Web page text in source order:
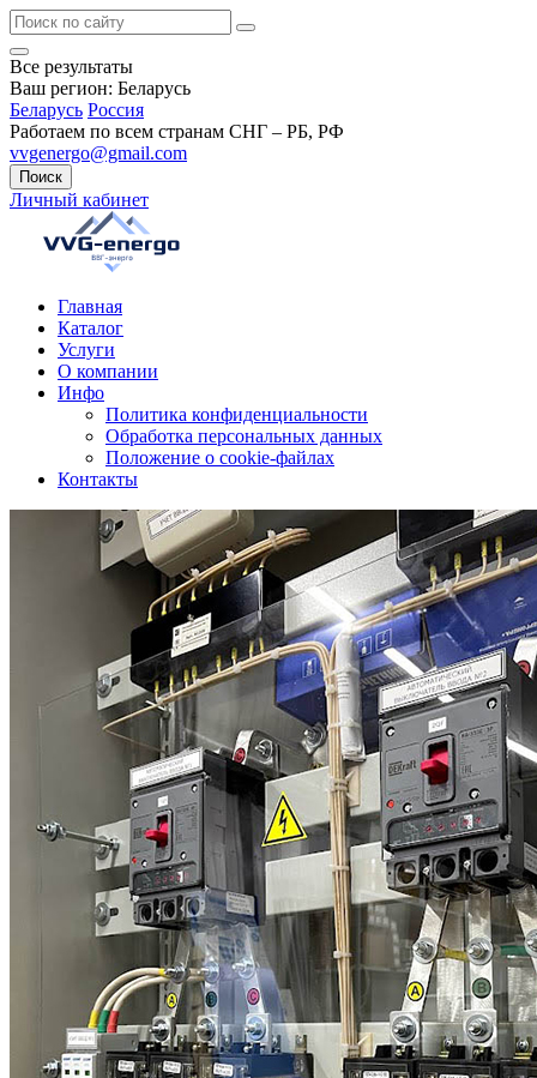
Все результаты
Ваш регион: Беларусь
Беларусь Россия
Работаем по всем странам СНГ – РБ, РФ
vvgenergo@gmail.com
Поиск
Личный кабинет
Главная
Каталог
Услуги
О компании
Инфо
Политика конфиденциальности
Обработка персональных данных
Положение о cookie-файлах
Контакты